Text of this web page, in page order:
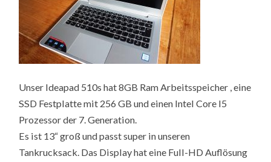
Unser Ideapad 510s hat 8GB Ram Arbeitsspeicher , eine
SSD Festplatte mit 256 GB und einen Intel Core I5
Prozessor der 7. Generation.
Es ist 13“ groß und passt super in unseren
Tankrucksack. Das Display hat eine Full-HD Auflösung